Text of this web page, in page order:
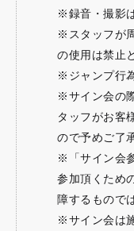
※録音・撮影
※スタッフが
の使用は禁止
※ジャンプ行
※サイン会の
タッフがお客
ので予めご了
※「サイン会
参加頂くため
障するもので
※サイン会は